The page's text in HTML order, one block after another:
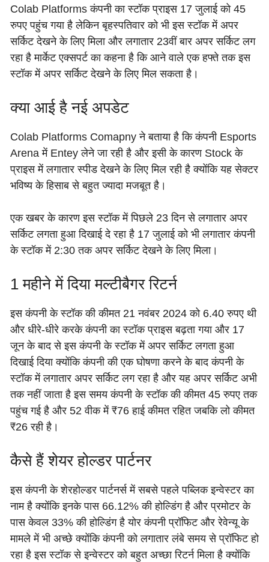
Colab Platforms कंपनी का स्टॉक प्राइस 17 जुलाई को 45
रुपए पहुंच गया है लेकिन बृहस्पतिवार को भी इस स्टॉक में अपर
सर्किट देखने के लिए मिला और लगातार 23वीं बार अपर सर्किट लग
रहा है मार्केट एक्सपर्ट का कहना है कि आने वाले एक हफ्ते तक इस
स्टॉक में अपर सर्किट देखने के लिए मिल सकता है।
क्या आई है नई अपडेट
Colab Platforms Comapny ने बताया है कि कंपनी Esports
Arena में Entey लेने जा रही है और इसी के कारण Stock के
प्राइस में लगातार स्पीड देखने के लिए मिल रही है क्योंकि यह सेक्टर
भविष्य के हिसाब से बहुत ज्यादा मजबूत है।
एक खबर के कारण इस स्टॉक में पिछले 23 दिन से लगातार अपर
सर्किट लगता हुआ दिखाई दे रहा है 17 जुलाई को भी लगातार कंपनी
के स्टॉक में 2:30 तक अपर सर्किट देखने के लिए मिला।
1 महीने में दिया मल्टीबैगर रिटर्न
इस कंपनी के स्टॉक की कीमत 21 नवंबर 2024 को 6.40 रुपए थी
और धीरे-धीरे करके कंपनी का स्टॉक प्राइस बढ़ता गया और 17
जून के बाद से इस कंपनी के स्टॉक में अपर सर्किट लगता हुआ
दिखाई दिया क्योंकि कंपनी की एक घोषणा करने के बाद कंपनी के
स्टॉक में लगातार अपर सर्किट लग रहा है और यह अपर सर्किट अभी
तक नहीं जाता है इस समय कंपनी के स्टॉक की कीमत 45 रुपए तक
पहुंच गई है और 52 वीक में ₹76 हाई कीमत रहित जबकि लो कीमत
₹26 रही है।
कैसे हैं शेयर होल्डर पार्टनर
इस कंपनी के शेरहोल्डर पार्टनर्स में सबसे पहले पब्लिक इन्वेस्टर का
नाम है क्योंकि इनके पास 66.12% की होल्डिंग है और प्रमोटर के
पास केवल 33% की होल्डिंग है योर कंपनी प्रॉफिट और रेवेन्यू के
मामले में भी अच्छे क्योंकि कंपनी को लगातार लंबे समय से प्रॉफिट हो
रहा है इस स्टॉक से इन्वेस्टर को बहुत अच्छा रिटर्न मिला है क्योंकि